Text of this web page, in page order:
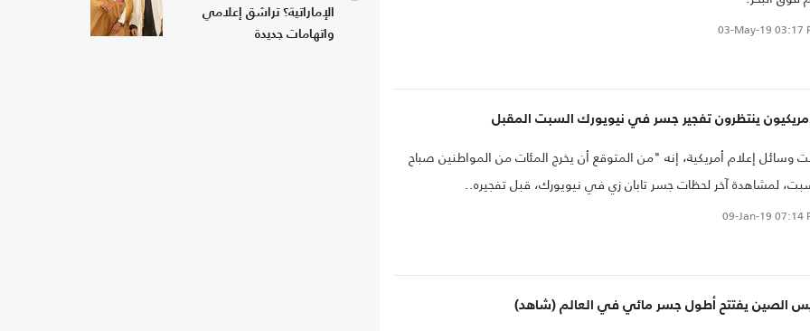
03-May-19 03:17
ينتظرون تفجير جسر في نيويورك السبت المقبل
وسائل إعلام أمريكية، إنه "من المتوقع أن يخرج المئات من المواطنين صباح
لمشاهدة آخر لحظات جسر تابان زي في نيويورك، قبل تفجيره..
09-Jan-19 07:14
الصين يفتتح أطول جسر مائي في العالم (شاهد)
الإماراتية؟ تراشق إعلامي
واتهامات جديدة